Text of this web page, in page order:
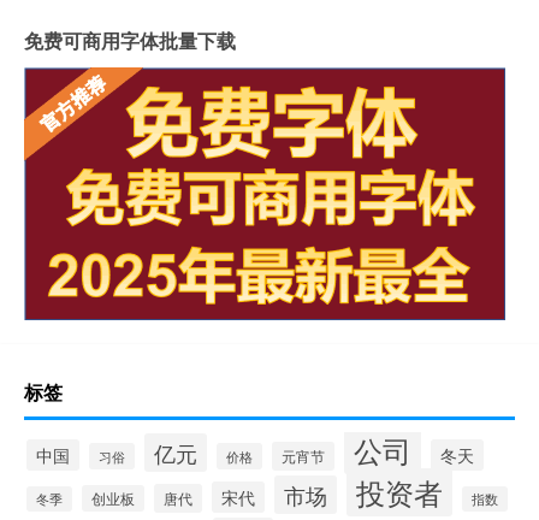
免费可商用字体批量下载
标签
中国 习俗 亿元 价格 元宵节 公司 冬天
冬季 创业板 唐代 宋代 市场 投资者 指数